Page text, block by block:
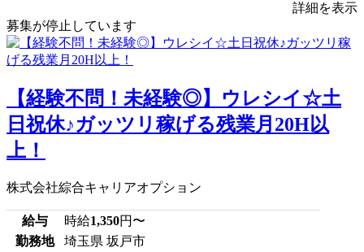
詳細を表示
募集が停止しています
【経験不問！未経験◎】ウレシイ☆土
日祝休♪ガッツリ稼げる残業月20H以
上！
株式会社綜合キャリアオプション
給与 時給1,350円〜
勤務地
埼玉県 坂戸市